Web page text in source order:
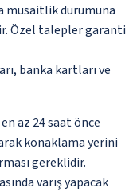
müsaitlik durumuna
Özel talepler garanti
banka kartları ve
az 24 saat önce
konaklama yerini
gereklidir.
varış yapacak